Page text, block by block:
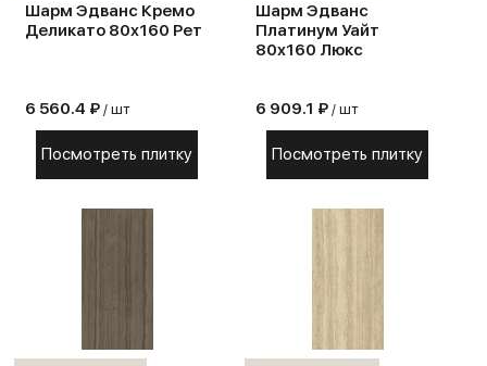
Шарм Эдванс Кремо
Деликато 80х160 Рет
6 560.4 ₽ / шт
Посмотреть плитку
Шарм Эдванс
Платинум Уайт
80х160 Люкс
6 909.1 ₽ / шт
Посмотреть плитку